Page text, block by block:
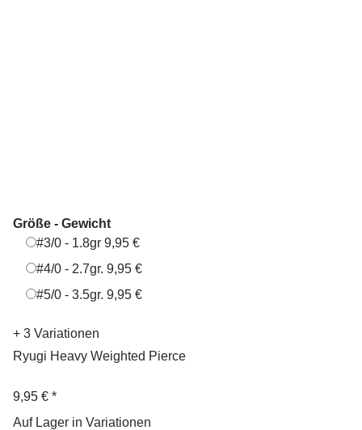
Größe - Gewicht
#3/0 - 1.8gr #3/0 - 1.8gr
9,95 €
#4/0 - 2.7gr. #4/0 - 2.7gr.
9,95 €
#5/0 - 3.5gr. #5/0 - 3.5gr.
9,95 €
+ 3 Variationen
Ryugi Heavy Weighted Pierce
9,95 € *
Auf Lager in Variationen